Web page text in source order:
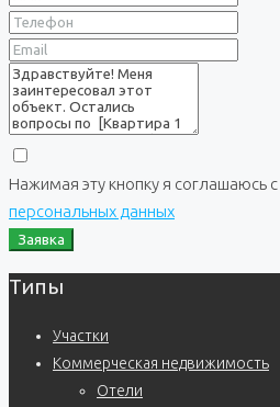
Нажимая эту кнопку я соглашаюсь с
персональных данных
Заявка
Типы
Участки
Коммерческая недвижимость
Отели